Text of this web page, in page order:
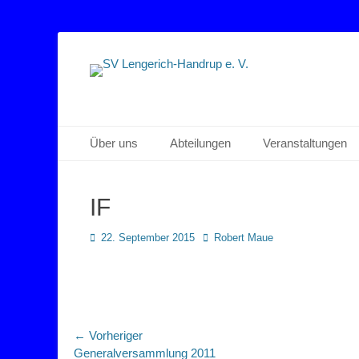
SV Lengerich-
Sportverein Lengerich Handrup
Primäres Menü
Zum
Inhalt
Über uns Abteilungen Veranstaltungen
IF
Posted
22. September 2015 AutorRobert Maue
Beitragsnavigation
← Vorheriger
Vorheriger
Generalversammlung 2011